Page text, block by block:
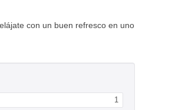
con un buen refresco en uno
1